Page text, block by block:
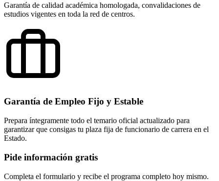
Garantía de calidad académica homologada, convalidaciones de
estudios vigentes en toda la red de centros.
Garantía de Empleo Fijo y Estable
Prepara íntegramente todo el temario oficial actualizado para
garantizar que consigas tu plaza fija de funcionario de carrera en el
Estado.
Pide información gratis
Completa el formulario y recibe el programa completo hoy mismo.